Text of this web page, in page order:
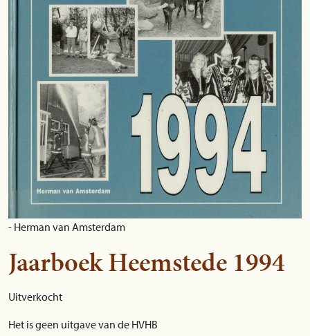
- Herman van Amsterdam
Jaarboek Heemstede 1994
Uitverkocht
Het is geen uitgave van de HVHB